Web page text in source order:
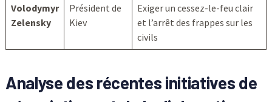
Volodymyr
Zelensky
Président de
Kiev
Exiger un cessez-le-feu clair
et l’arrêt des frappes sur les
civils
Analyse des récentes initiatives de